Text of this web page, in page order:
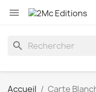

search
Accueil Carte